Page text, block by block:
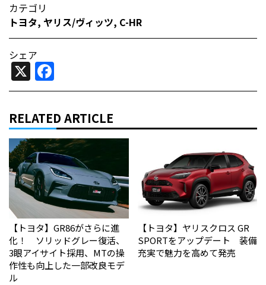
カテゴリ
トヨタ, ヤリス/ヴィッツ, C-HR
シェア
X
RELATED ARTICLE
【トヨタ】GR86がさらに進
化！ ソリッドグレー復活、
3眼アイサイト採用、MTの操
作性も向上した一部改良モデ
ル
【トヨタ】ヤリスクロス GR
SPORTをアップデート 装備
充実で魅力を高めて発売